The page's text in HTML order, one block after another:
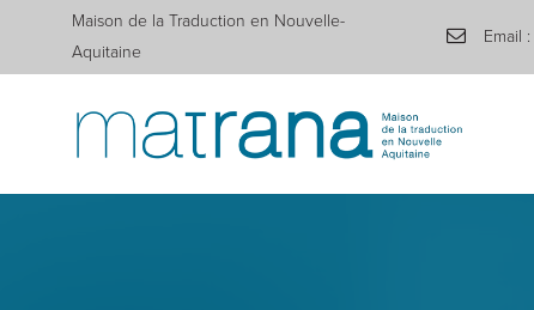
Maison de la Traduction en Nouvelle-
Aquitaine
Email :